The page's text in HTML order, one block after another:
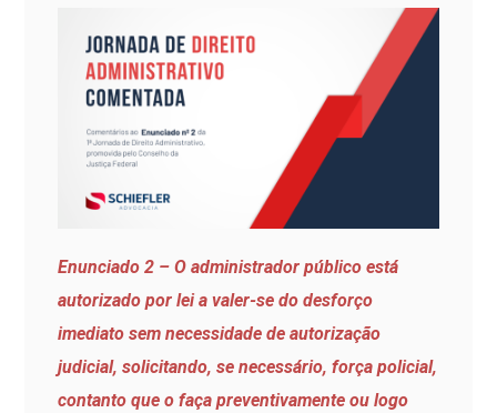
Enunciado 2 – O administrador público está
autorizado por lei a valer-se do desforço
imediato sem necessidade de autorização
judicial, solicitando, se necessário, força policial,
contanto que o faça preventivamente ou logo